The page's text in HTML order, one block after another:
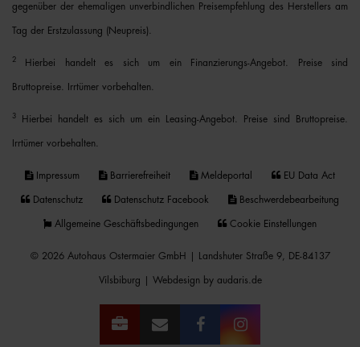
gegenüber der ehemaligen unverbindlichen Preisempfehlung des Herstellers am
Tag der Erstzulassung (Neupreis).
2 Hierbei handelt es sich um ein Finanzierungs-Angebot. Preise sind
Bruttopreise. Irrtümer vorbehalten.
3 Hierbei handelt es sich um ein Leasing-Angebot. Preise sind Bruttopreise.
Irrtümer vorbehalten.
Impressum Barrierefreiheit Meldeportal EU Data Act
Datenschutz Datenschutz Facebook Beschwerdebearbeitung
Allgemeine Geschäftsbedingungen Cookie Einstellungen
© 2026 Autohaus Ostermaier GmbH | Landshuter Straße 9, DE-84137
Vilsbiburg | Webdesign by audaris.de